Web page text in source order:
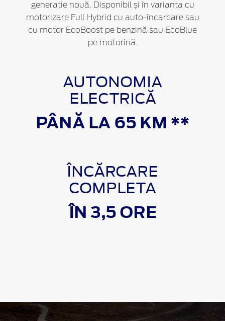
generație nouă. Disponibil și în varianta cu
motorizare Full Hybrid cu auto-încarcare sau
cu motor EcoBoost pe benzină sau EcoBlue
pe motorină.
AUTONOMIA
ELECTRICĂ
PÂNĂ LA 65 KM **
ÎNCĂRCARE
COMPLETA
ÎN 3,5 ORE